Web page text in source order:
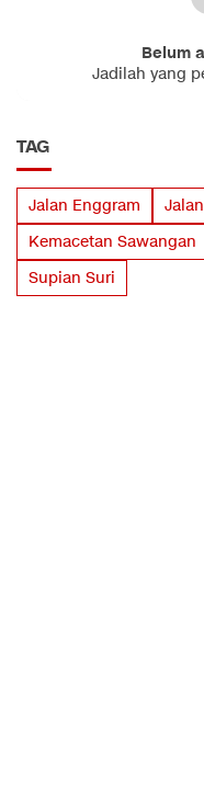
Belum
Jadilah yang
TAG
Jalan Enggram
Kemacetan Sawangan
Supian Suri